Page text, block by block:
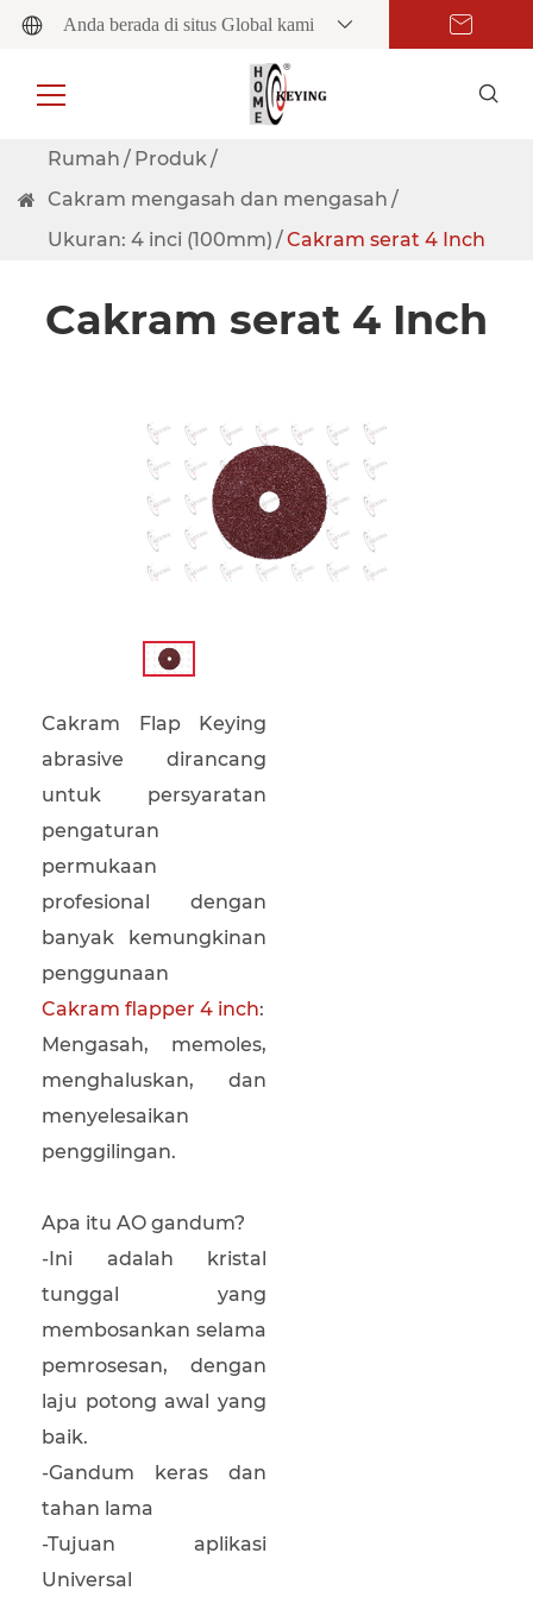
Anda berada di situs Global kami
Rumah
Produk
Cakram mengasah dan mengasah
Ukuran: 4 inci (100mm)
Cakram serat 4 Inch
Cakram serat 4 Inch
Cakram Flap Keying
abrasive dirancang
untuk persyaratan
pengaturan
permukaan
profesional dengan
banyak kemungkinan
penggunaan
Cakram flapper 4 inch:
Mengasah, memoles,
menghaluskan, dan
menyelesaikan
penggilingan.
Apa itu AO gandum?
-Ini adalah kristal
tunggal yang
membosankan selama
pemrosesan, dengan
laju potong awal yang
baik.
-Gandum keras dan
tahan lama
-Tujuan aplikasi
Universal